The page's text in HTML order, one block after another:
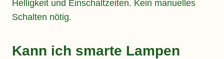
Helligkeit und Einschaltzeiten. Kein manuelles
Schalten nötig.
Kann ich smarte Lampen